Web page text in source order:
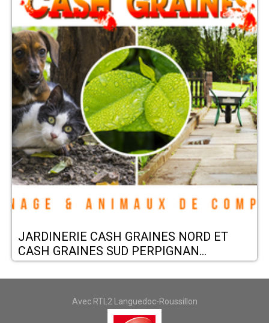
JARDINERIE CASH GRAINES NORD ET
CASH GRAINES SUD PERPIGNAN
RIVESALTES CLAIRA CABESTANY
POLLESTRES ST-ESTEVE
Avec RTL2 Languedoc-Roussillon